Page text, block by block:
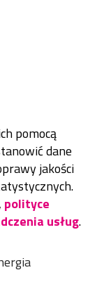
pomocą
dane
jakości
, polityce
usług.